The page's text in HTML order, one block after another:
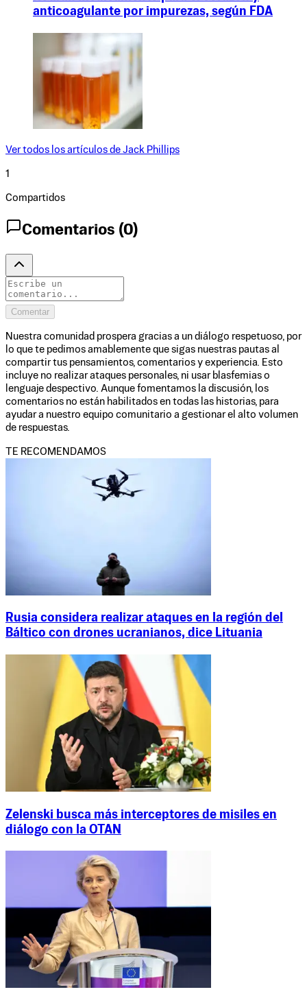
anticoagulante por impurezas, según FDA
Ver todos los artículos de Jack Phillips
1
Compartidos
Comentarios (0)
Comentar
Nuestra comunidad prospera gracias a un diálogo respetuoso, por
lo que te pedimos amablemente que sigas nuestras pautas al
compartir tus pensamientos, comentarios y experiencia. Esto
incluye no realizar ataques personales, ni usar blasfemias o
lenguaje despectivo. Aunque fomentamos la discusión, los
comentarios no están habilitados en todas las historias, para
ayudar a nuestro equipo comunitario a gestionar el alto volumen
de respuestas.
TE RECOMENDAMOS
Rusia considera realizar ataques en la región del
Báltico con drones ucranianos, dice Lituania
Zelenski busca más interceptores de misiles en
diálogo con la OTAN